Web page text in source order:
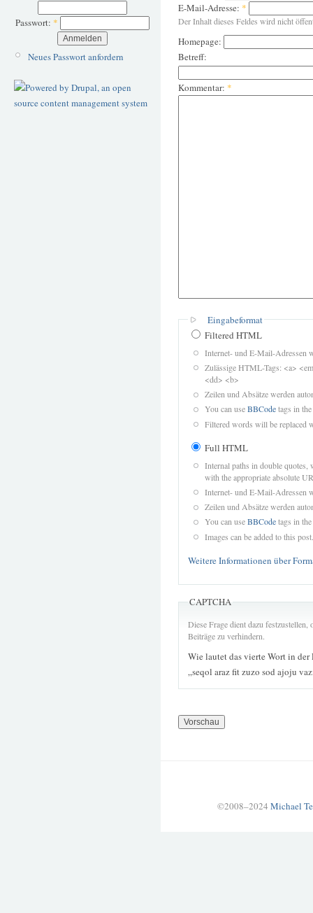
Passwort: *
Neues Passwort anfordern
E-Mail-Adresse: *
Der Inhalt dieses Feldes wird nicht
Homepage:
Betreff:
Kommentar: *
Eingabeformat
Filtered HTML
Internet- und E-Mail-Adressen
Zulässige HTML-Tags: <a>
<dd> <b>
Zeilen und Absätze werden
You can useBBCodetags in
Filtered words will be replaced
Full HTML
Internal paths in double quotes,
with the appropriate absolute
Internet- und E-Mail-Adressen
Zeilen und Absätze werden
You can useBBCodetags in
Images can be added to this post.
Weitere Informationen über
CAPTCHA
Diese Frage dient dazu
Beiträge zu verhindern.
Wie lautet das vierte Wort in der
„seqol araz fit zuzo sod ajoju
©2008–2024 Michael